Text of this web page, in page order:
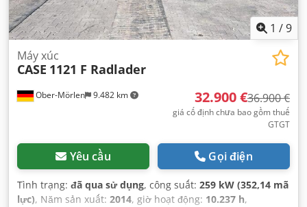
1 /9
Ober-Mörlen 9.482 km
Máy xúc
CASE 1121 F Radlader
32.900 €36.900 €
giá cố định chưa bao gồm thuế
GTGT
Yêu cầu Gọi điện
Tình trạng: đã qua sử dụng, công suất: 259 kW (352,14 mã
lực), Năm sản xuất: 2014, giờ hoạt động: 10.237 h,